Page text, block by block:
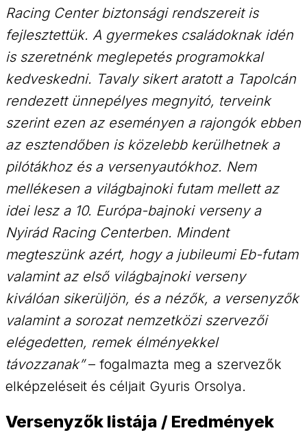
Racing Center biztonsági rendszereit is
fejlesztettük. A gyermekes családoknak idén
is szeretnénk meglepetés programokkal
kedveskedni. Tavaly sikert aratott a Tapolcán
rendezett ünnepélyes megnyitó, terveink
szerint ezen az eseményen a rajongók ebben
az esztendőben is közelebb kerülhetnek a
pilótákhoz és a versenyautókhoz. Nem
mellékesen a világbajnoki futam mellett az
idei lesz a 10. Európa-bajnoki verseny a
Nyirád Racing Centerben. Mindent
megteszünk azért, hogy a jubileumi Eb-futam
valamint az első világbajnoki verseny
kiválóan sikerüljön, és a nézők, a versenyzők
valamint a sorozat nemzetközi szervezői
elégedetten, remek élményekkel
távozzanak”– fogalmazta meg a szervezők
elképzeléseit és céljait Gyuris Orsolya.
Versenyzők listája / Eredmények